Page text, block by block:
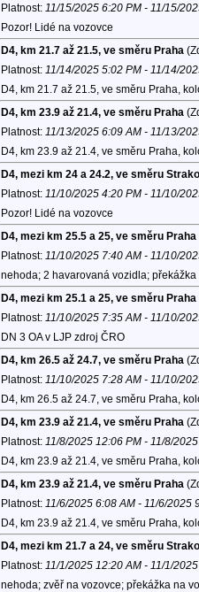
Platnost: 11/15/2025 6:20 PM - 11/15/
Pozor! Lidé na vozovce
D4, km 21.7 až 21.5, ve směru Praha
Platnost: 11/14/2025 5:02 PM - 11/14/
D4, km 21.7 až 21.5, ve směru Praha,
D4, km 23.9 až 21.4, ve směru Praha
Platnost: 11/13/2025 6:09 AM - 11/13/
D4, km 23.9 až 21.4, ve směru Praha,
D4, mezi km 24 a 24.2, ve směru
Platnost: 11/10/2025 4:20 PM - 11/10/
Pozor! Lidé na vozovce
D4, mezi km 25.5 a 25, ve směru Praha
Platnost: 11/10/2025 7:40 AM - 11/10/
nehoda; 2 havarovaná vozidla;
D4, mezi km 25.1 a 25, ve směru Praha
Platnost: 11/10/2025 7:35 AM - 11/10/
DN 3 OA v LJP zdroj ČRO
D4, km 26.5 až 24.7, ve směru Praha
Platnost: 11/10/2025 7:28 AM - 11/10/
D4, km 26.5 až 24.7, ve směru Praha,
D4, km 23.9 až 21.4, ve směru Praha
Platnost: 11/8/2025 12:06 PM - 11/8/
D4, km 23.9 až 21.4, ve směru Praha,
D4, km 23.9 až 21.4, ve směru Praha
Platnost: 11/6/2025 6:08 AM - 11/6/2025
D4, km 23.9 až 21.4, ve směru Praha,
D4, mezi km 21.7 a 24, ve směru
Platnost: 11/1/2025 12:20 AM - 11/1/
nehoda; zvěř na vozovce; překážka na